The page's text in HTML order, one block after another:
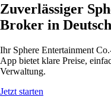
Zuverlässiger
Broker in
Ihr Sphere Entertainment
App bietet klare Preise,
Verwaltung.
Jetzt starten